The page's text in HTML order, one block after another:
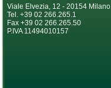
Viale Elvezia, 12 - 20154 Milano
Tel. +39 02 266.265.1
Fax +39 02 266.265.50
P.IVA 11494010157